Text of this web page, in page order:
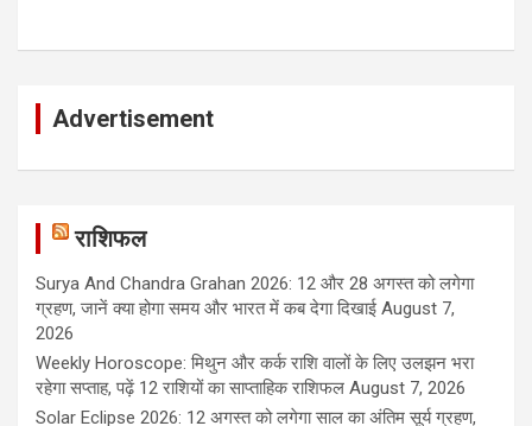
Advertisement
राशिफल
Surya And Chandra Grahan 2026: 12 और 28 अगस्त को लगेगा
ग्रहण, जानें क्या होगा समय और भारत में कब देगा दिखाई August 7,
2026
Weekly Horoscope: मिथुन और कर्क राशि वालों के लिए उलझन भरा
रहेगा सप्ताह, पढ़ें 12 राशियों का साप्ताहिक राशिफल August 7, 2026
Solar Eclipse 2026: 12 अगस्त को लगेगा साल का अंतिम सूर्य ग्रहण,